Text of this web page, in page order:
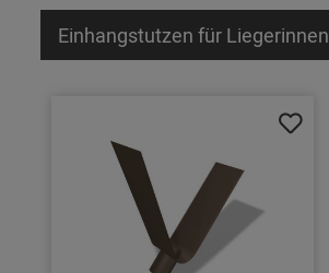
Einhangstutzen für Liegerinnen